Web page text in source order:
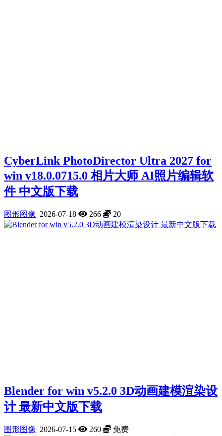
Cyber​​Link PhotoDirector Ultra 2027 for
win v18.0.0715.0 相片大师 AI照片编辑软
件 中文版下载
图形图像 2026-07-18 266 20
Blender for win v5.2.0 3D动画建模渲染设
计 最新中文版下载
图形图像 2026-07-15 260 免费